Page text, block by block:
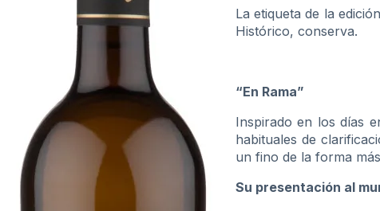
La etiqueta de la
Histórico, conserva.
“En Rama”
Inspirado en los días
habituales de
un fino de la forma
Su presentación al